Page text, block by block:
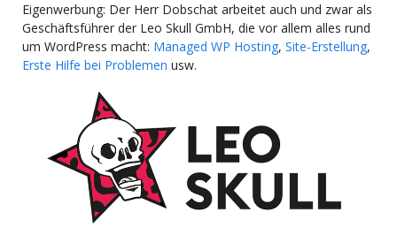
Eigenwerbung: Der Herr Dobschat arbeitet auch und zwar als
Geschäftsführer der Leo Skull GmbH, die vor allem alles rund
um WordPress macht: Managed WP Hosting, Site-Erstellung,
Erste Hilfe bei Problemen usw.